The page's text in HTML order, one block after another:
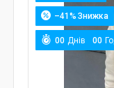
–41%
00 Днів 00